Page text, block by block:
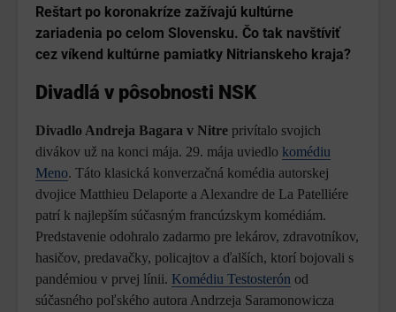
Reštart po koronakríze zažívajú kultúrne
zariadenia po celom Slovensku. Čo tak navštíviť
cez víkend kultúrne pamiatky Nitrianskeho kraja?
Divadlá v pôsobnosti NSK
Divadlo Andreja Bagara v Nitre privítalo svojich
divákov už na konci mája. 29. mája uviedlo komédiu
Meno. Táto klasická konverzačná komédia autorskej
dvojice Matthieu Delaporte a Alexandre de La Patelliére
patrí k najlepším súčasným francúzskym komédiám.
Predstavenie odohralo zadarmo pre lekárov, zdravotníkov,
hasičov, predavačky, policajtov a ďalších, ktorí bojovali s
pandémiou v prvej línii. Komédiu Testosterón od
súčasného poľského autora Andrzeja Saramonowicza